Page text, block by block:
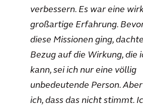
verbessern. Es war eine
großartige Erfahrung.
diese Missionen ging,
Bezug auf die Wirkung, die
kann, sei ich nur eine völlig
unbedeutende Person.
ich, dass das nicht stimmt.